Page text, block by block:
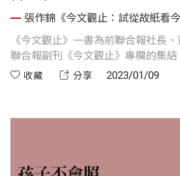
張作錦《今文觀止：試從故紙看今
《今文觀止》一書為前聯合報社長
聯合報副刊《今文觀止》專欄的集
文，在這本書中，把清末民初這些重
收藏 分享 2023/01/09